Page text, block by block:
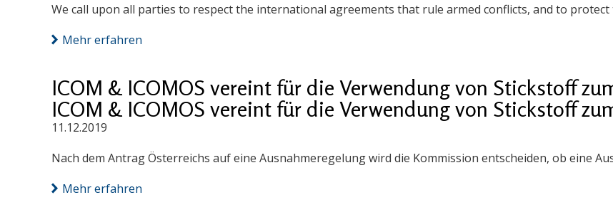
We call upon all parties to respect the international agreements that rule armed conflicts, and to protect
Mehr erfahren
ICOM & ICOMOS vereint für die Verwendung von Stickstoff
ICOM & ICOMOS vereint für die Verwendung von Stickstoff
11.12.2019
Nach dem Antrag Österreichs auf eine Ausnahmeregelung wird die Kommission entscheiden, ob eine
Mehr erfahren